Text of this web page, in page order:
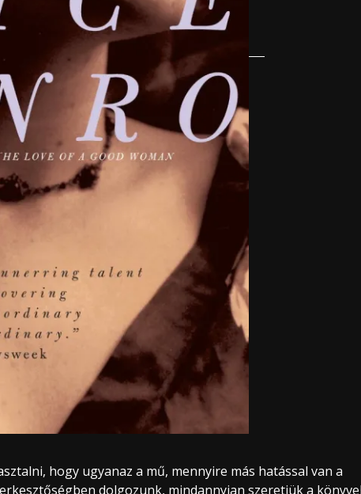
hogy ugyanaz a mű, mennyire más hatással van a
dolgozunk, mindannyian szeretjük a